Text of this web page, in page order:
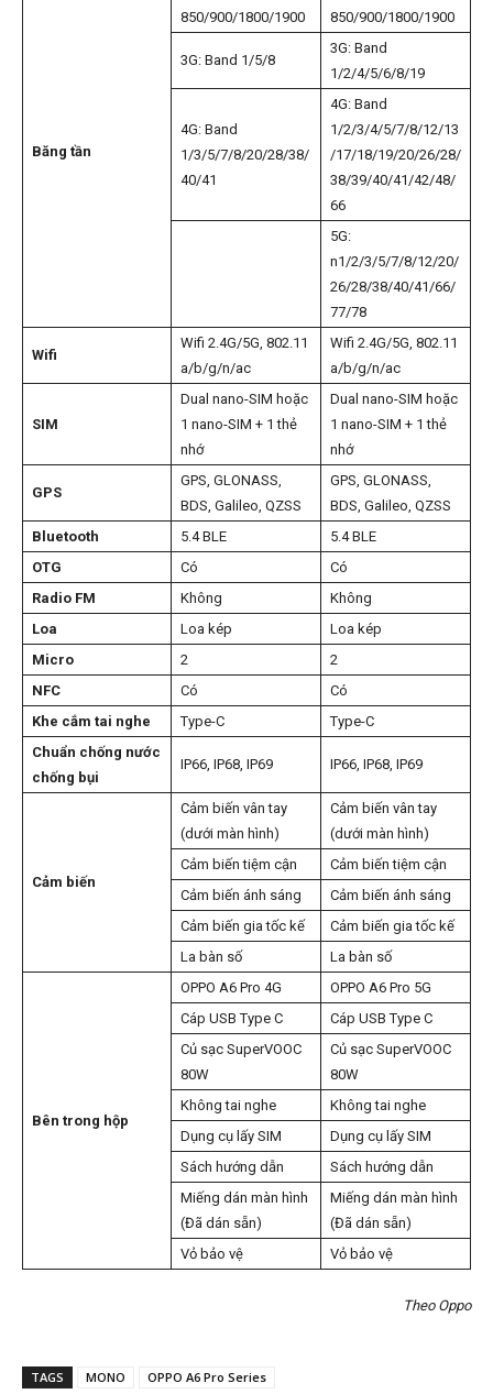
Băng tần
850/900/1800/1900
850/900/1800/1900
3G: Band 1/5/8
3G: Band
1/2/4/5/6/8/19
4G: Band
1/3/5/7/8/20/28/38/
40/41
4G: Band
1/2/3/4/5/7/8/12/13
/17/18/19/20/26/28/
38/39/40/41/42/48/
66
5G:
n1/2/3/5/7/8/12/20/
26/28/38/40/41/66/
77/78
Wifi
Wifi 2.4G/5G, 802.11
a/b/g/n/ac
Wifi 2.4G/5G, 802.11
a/b/g/n/ac
SIM
Dual nano-SIM hoặc
1 nano-SIM + 1 thẻ
nhớ
Dual nano-SIM hoặc
1 nano-SIM + 1 thẻ
nhớ
GPS
GPS, GLONASS,
BDS, Galileo, QZSS
GPS, GLONASS,
BDS, Galileo, QZSS
Bluetooth
5.4 BLE
5.4 BLE
OTG
Có
Có
Radio FM
Không
Không
Loa
Loa kép
Loa kép
Micro
2
2
NFC
Có
Có
Khe cắm tai nghe
Type-C
Type-C
Chuẩn chống nước
chống bụi
IP66, IP68, IP69 IP66, IP68, IP69
Cảm biến
Cảm biến vân tay
(dưới màn hình)
Cảm biến vân tay
(dưới màn hình)
Cảm biến tiệm cận
Cảm biến tiệm cận
Cảm biến ánh sáng
Cảm biến ánh sáng
Cảm biến gia tốc kế
Cảm biến gia tốc kế
La bàn số
La bàn số
Bên trong hộp
OPPO A6 Pro 4G
OPPO A6 Pro 5G
Cáp USB Type C
Cáp USB Type C
Củ sạc SuperVOOC
80W
Củ sạc SuperVOOC
80W
Không tai nghe
Không tai nghe
Dụng cụ lấy SIM
Dụng cụ lấy SIM
Sách hướng dẫn
Sách hướng dẫn
Miếng dán màn hình
(Đã dán sẵn)
Miếng dán màn hình
(Đã dán sẵn)
Vỏ bảo vệ
Vỏ bảo vệ
Theo Oppo
TAGS MONO OPPO A6 Pro Series